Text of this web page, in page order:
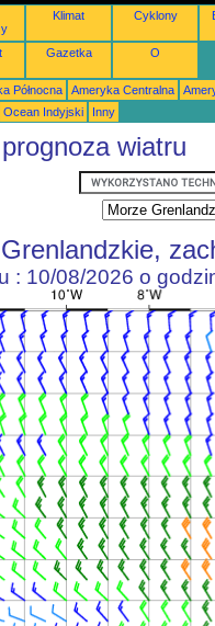
Klimat Cyklony
Gazetka O
Północna Ameryka Centralna
Ocean Indyjski Inny
wiatru
: 10/08/2026 o